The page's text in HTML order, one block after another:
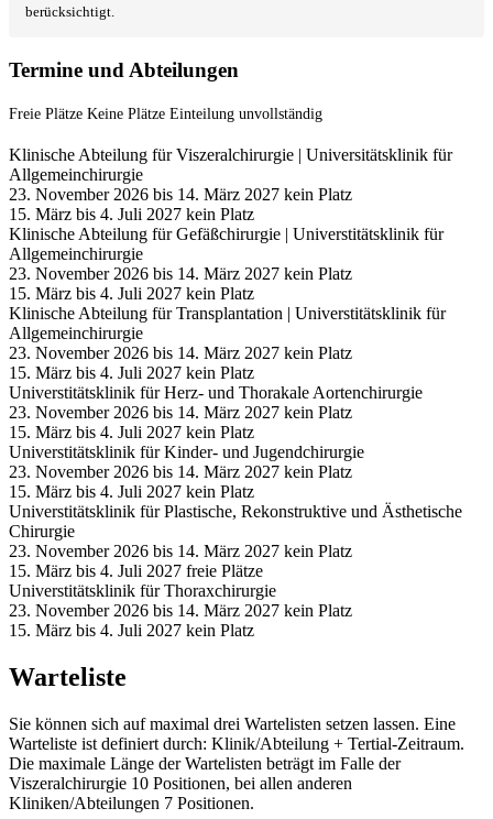
berücksichtigt.
Termine und Abteilungen
Freie Plätze Keine Plätze Einteilung unvollständig
Klinische Abteilung für Viszeralchirurgie | Universitätsklinik für
Allgemeinchirurgie
23. November 2026 bis 14. März 2027 kein Platz
15. März bis 4. Juli 2027 kein Platz
Klinische Abteilung für Gefäßchirurgie | Universtitätsklinik für
Allgemeinchirurgie
23. November 2026 bis 14. März 2027 kein Platz
15. März bis 4. Juli 2027 kein Platz
Klinische Abteilung für Transplantation | Universtitätsklinik für
Allgemeinchirurgie
23. November 2026 bis 14. März 2027 kein Platz
15. März bis 4. Juli 2027 kein Platz
Universtitätsklinik für Herz- und Thorakale Aortenchirurgie
23. November 2026 bis 14. März 2027 kein Platz
15. März bis 4. Juli 2027 kein Platz
Universtitätsklinik für Kinder- und Jugendchirurgie
23. November 2026 bis 14. März 2027 kein Platz
15. März bis 4. Juli 2027 kein Platz
Universtitätsklinik für Plastische, Rekonstruktive und Ästhetische
Chirurgie
23. November 2026 bis 14. März 2027 kein Platz
15. März bis 4. Juli 2027 freie Plätze
Universtitätsklinik für Thoraxchirurgie
23. November 2026 bis 14. März 2027 kein Platz
15. März bis 4. Juli 2027 kein Platz
Warteliste
Sie können sich auf maximal drei Wartelisten setzen lassen. Eine
Warteliste ist definiert durch: Klinik/Abteilung + Tertial-Zeitraum.
Die maximale Länge der Wartelisten beträgt im Falle der
Viszeralchirurgie 10 Positionen, bei allen anderen
Kliniken/Abteilungen 7 Positionen.